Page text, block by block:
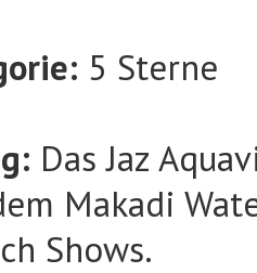
5 Sterne
Das Jaz
Makadi
Shows.